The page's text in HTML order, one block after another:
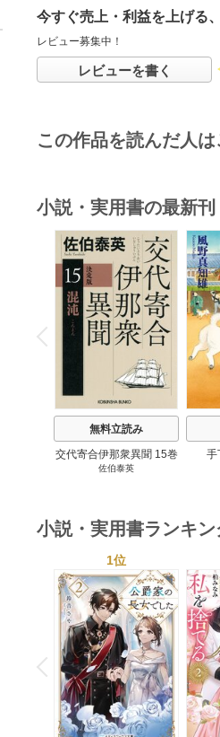
今すぐ売上・利益を上げる
レビュー募集中！
レビューを書く
この作品を読んだ人
小説・実用書の最新刊
P
r
e
i
o
u
s
無料立読み
交代寄合伊那衆異聞 15巻
佐伯泰英
手
小説・実用書ランキン
P
r
e
v
i
o
u
s
1位